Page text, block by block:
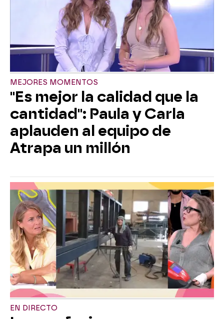
MEJORES MOMENTOS
"Es mejor la calidad que la
cantidad": Paula y Carla
aplauden al equipo de
Atrapa un millón
EN DIRECTO